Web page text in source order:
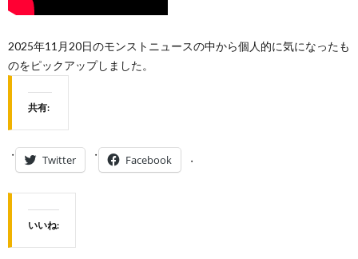
2025年11月20日のモンストニュースの中から個人的に気になったも
のをピックアップしました。
共有:
Twitter Facebook
いいね: